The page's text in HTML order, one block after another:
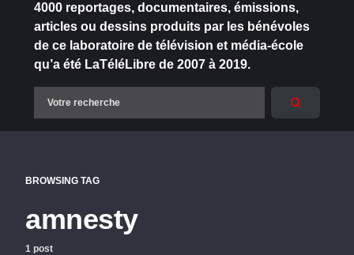
4000 reportages, documentaires, émissions,
articles ou dessins produits par les bénévoles
de ce laboratoire de télévision et média-école
qu’a été LaTéléLibre de 2007 à 2019.
BROWSING TAG
amnesty
1 post